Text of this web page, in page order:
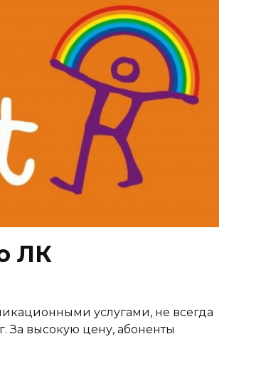
ЛК
услугами, не всегда
За высокую цену, абоненты